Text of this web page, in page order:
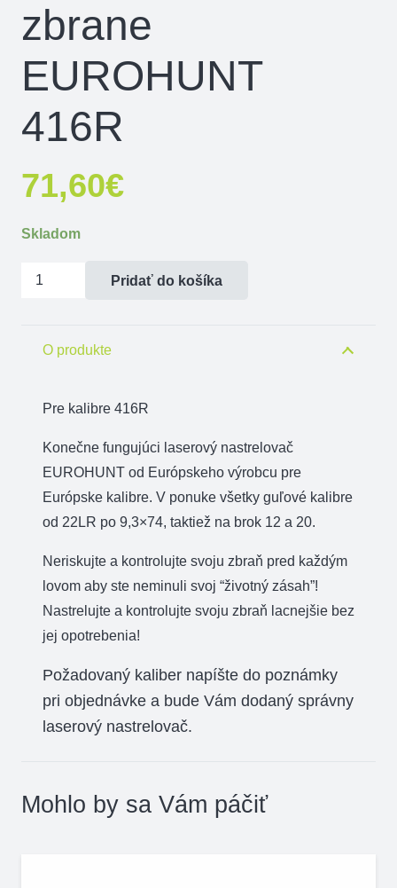
zbrane
EUROHUNT
416R
71,60€
Skladom
množstvo
zbrane
Pridať do košíka
O produkte
Pre kalibre 416R
Konečne fungujúci laserový nastrelovač
EUROHUNT od Európskeho výrobcu pre
Európske kalibre. V ponuke všetky guľové kalibre
od 22LR po 9,3×74, taktiež na brok 12 a 20.
Neriskujte a kontrolujte svoju zbraň pred každým
lovom aby ste neminuli svoj “životný zásah”!
Nastrelujte a kontrolujte svoju zbraň lacnejšie bez
jej opotrebenia!
Požadovaný kaliber napíšte do poznámky
pri objednávke a bude Vám dodaný správny
laserový nastrelovač.
Mohlo by sa Vám páčiť